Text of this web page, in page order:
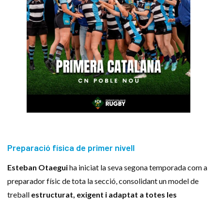
Preparació física de primer nivell
Esteban Otaeguiha iniciat la seva segona temporada com a
preparador físic de tota la secció, consolidant un model de
treball estructurat, exigent i adaptat a totes les